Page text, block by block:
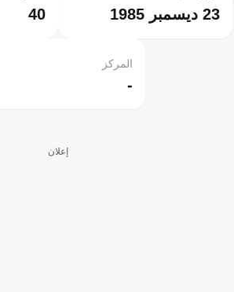
23 ديسمبر 1985 40
-
المركز
إعلان